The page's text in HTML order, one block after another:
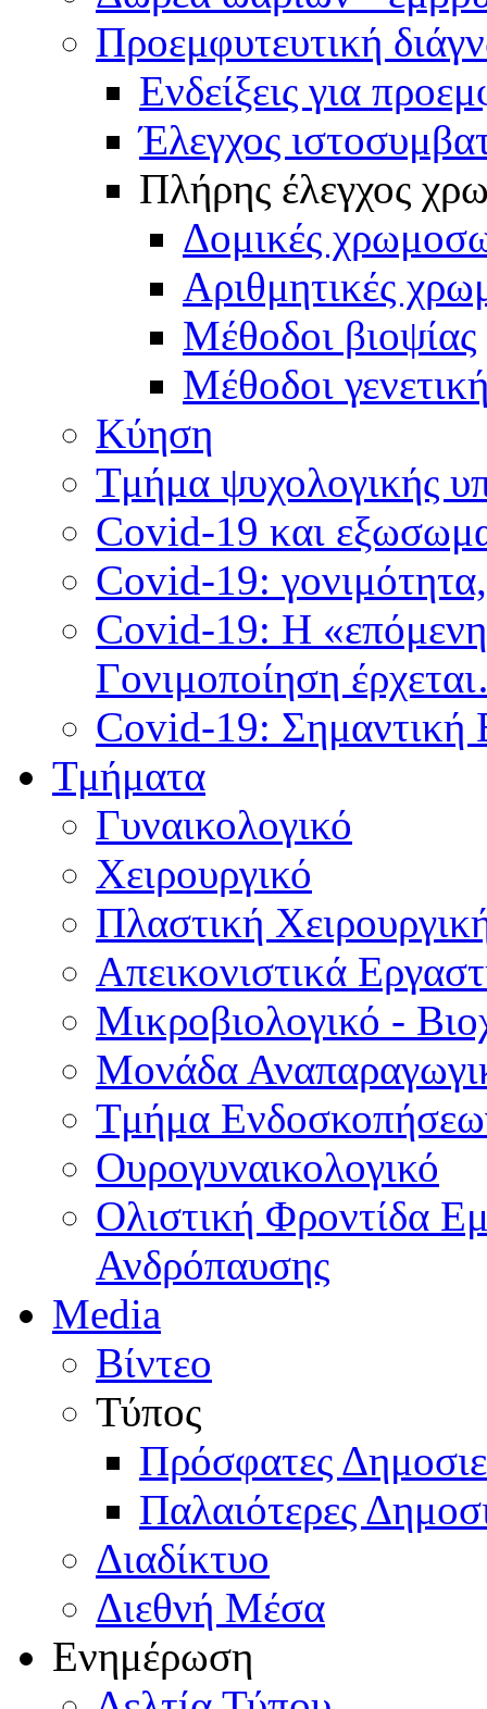
Προεμφυτευτική
Ενδείξεις για
Έλεγχος
Πλήρης έλεγχος
Δομικές
Αριθμητικές
Μέθοδοι βιοψίας
Mέθοδοι
Κύηση
Τμήμα ψυχολογικής
Covid-19 και
Covid-19:
Covid-19: Η
Γονιμοποίηση
Covid-19: Σημαντική
Τμήματα
Γυναικολογικό
Χειρουργικό
Πλαστική
Απεικονιστικά
Μικροβιολογικό -
Μονάδα
Τμήμα
Ουρογυναικολογικό
Ολιστική Φροντίδα
Ανδρόπαυσης
Media
Βίντεο
Τύπος
Πρόσφατες
Παλαιότερες
Διαδίκτυο
Διεθνή Μέσα
Ενημέρωση